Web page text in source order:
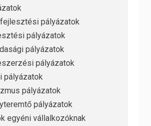
pályázatok
pályázatok
pályázatok
pályázatok
pályázatok
pályázatok
pályázatok
egyéni vállalkozóknak